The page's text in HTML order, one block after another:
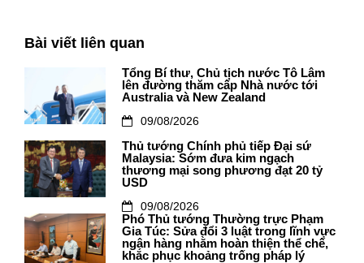
Bài viết liên quan
Tổng Bí thư, Chủ tịch nước Tô Lâm
lên đường thăm cấp Nhà nước tới
Australia và New Zealand
09/08/2026
Thủ tướng Chính phủ tiếp Đại sứ
Malaysia: Sớm đưa kim ngạch
thương mại song phương đạt 20 tỷ
USD
09/08/2026
Phó Thủ tướng Thường trực Phạm
Gia Túc: Sửa đổi 3 luật trong lĩnh vực
ngân hàng nhằm hoàn thiện thể chế,
khắc phục khoảng trống pháp lý